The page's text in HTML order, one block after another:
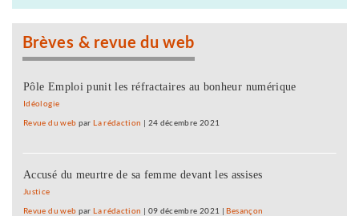
Brèves & revue du web
Pôle Emploi punit les réfractaires au bonheur numérique
Idéologie
Revue du web parLa rédaction | 24 décembre 2021
Accusé du meurtre de sa femme devant les assises
Justice
Revue du web parLa rédaction | 09 décembre 2021 |Besançon